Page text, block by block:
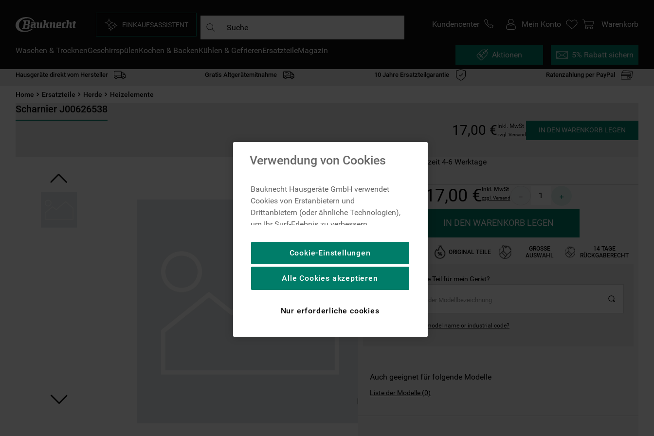
EINKAUFSASSISTENT Kundencenter Mein Konto Warenkorb
Waschen & TrocknenGeschirrspülenKochen & BackenKühlen & GefrierenErsatzteileMagazin Aktionen 5% Rabatt sichern
Hausgeräte direkt vom Hersteller Gratis Altgerätemitnahme 10 Jahre Ersatzteilgarantie Ratenzahlung per PayPal
Home Ersatzteile Herde Heizelemente
Scharnier J00626538
17,00 € Inkl. MwSt
zzgl. Versand
IN DEN WARENKORB LEGEN
Auf Lager: Lieferzeit 4-6 Werktage
17,00 €Inkl. MwSt
zzgl. Versand ＋
IN DEN WARENKORB LEGEN
ORIGINAL TEILE
GROSSE A
USWAHL
14 TAGE
RÜCKGABERECHT
Ist dies das richtige Teil für mein Gerät?
Where can I find the model name or industrial code?
Auch geeignet für folgende Modelle
Liste der Modelle (0)
Verwendung von Cookies
Bauknecht Hausgeräte GmbH verwendet
Cookies von Erstanbietern und
Drittanbietern (oder ähnliche Technologien),
um Ihr Surf-Erlebnis zu verbessern
um die redaktionellen Inhalte der Website
basierend auf Ihrer Nutzung der Website zu
personalisieren, die Funktionalität der
spezifische Funktionen anzubieten
(einschließlich über Drittanbieter und auf
Plattformen, beispielsweise Google LLC –
Cookie-Einstellungen
Nur erforderliche cookies
Alle Cookies akzeptieren
DIE HÄUFIGSTEN SUCHANFRAGEN
gefrierschrank